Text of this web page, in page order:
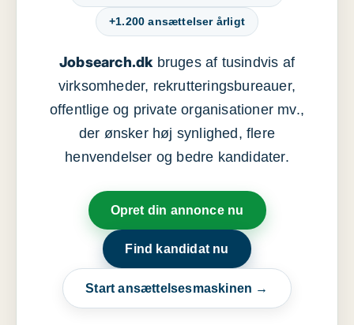
+1.200 ansættelser årligt
Jobsearch.dkbruges af tusindvis af
virksomheder, rekrutteringsbureauer,
offentlige og private organisationer mv.,
der ønsker høj synlighed, flere
henvendelser og bedre kandidater.
Opret din annonce nu
Find kandidat nu
Start ansættelsesmaskinen →